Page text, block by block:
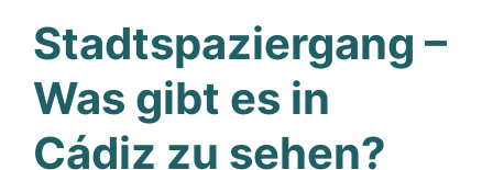
Stadtspaziergang –
Was gibt es in
Cádiz zu sehen?